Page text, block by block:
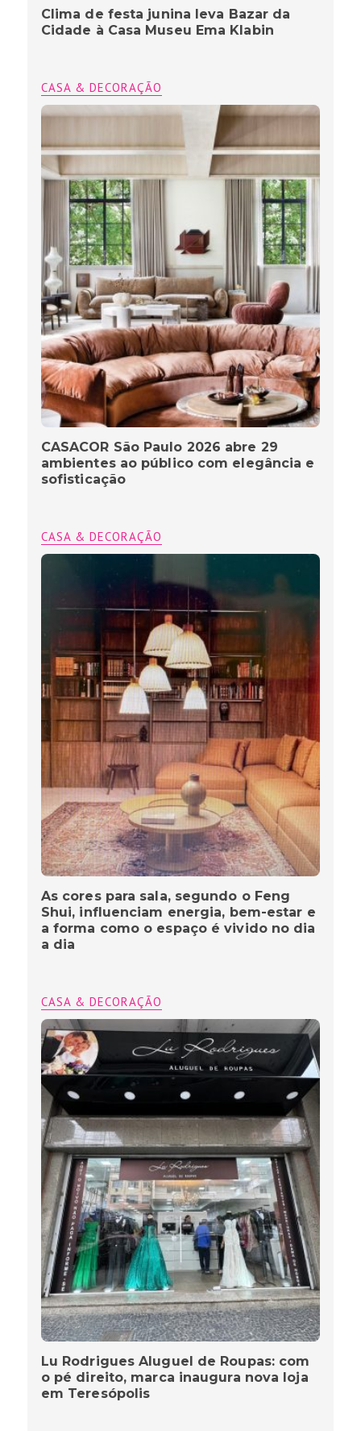
Clima de festa junina leva Bazar da
Cidade à Casa Museu Ema Klabin
CASA & DECORAÇÃO
CASACOR São Paulo 2026 abre 29
ambientes ao público com elegância e
sofisticação
CASA & DECORAÇÃO
As cores para sala, segundo o Feng
Shui, influenciam energia, bem-estar e
a forma como o espaço é vivido no dia
a dia
CASA & DECORAÇÃO
Lu Rodrigues Aluguel de Roupas: com
o pé direito, marca inaugura nova loja
em Teresópolis